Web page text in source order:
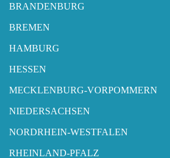
BRANDENBURG
BREMEN
HAMBURG
HESSEN
MECKLENBURG-VORPOMMERN
NIEDERSACHSEN
NORDRHEIN-WESTFALEN
RHEINLAND-PFALZ